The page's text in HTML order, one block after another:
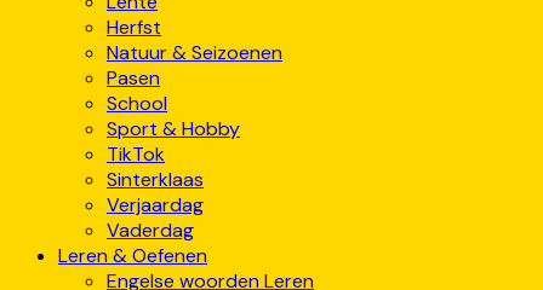
Herfst
Natuur & Seizoenen
Pasen
School
Sport & Hobby
TikTok
Sinterklaas
Verjaardag
Vaderdag
Leren & Oefenen
Engelse woorden Leren